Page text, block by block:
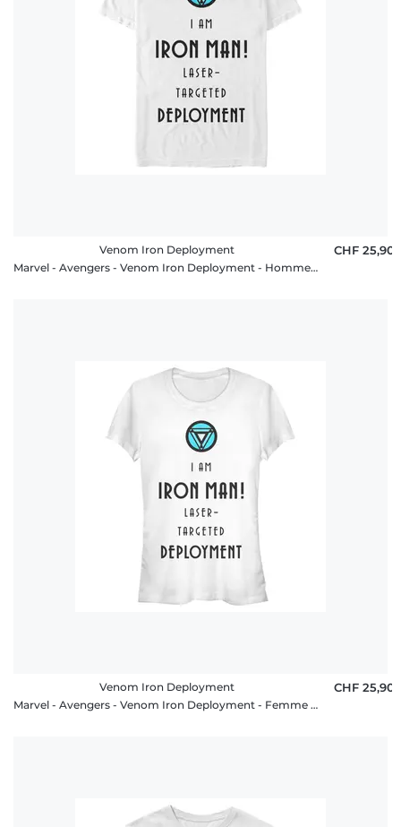
Venom Iron Deployment
Marvel - Avengers - Venom Iron Deployment - Homme T-shirt
CHF 25,90
Venom Iron Deployment
Marvel - Avengers - Venom Iron Deployment - Femme T-shirt
CHF 25,90